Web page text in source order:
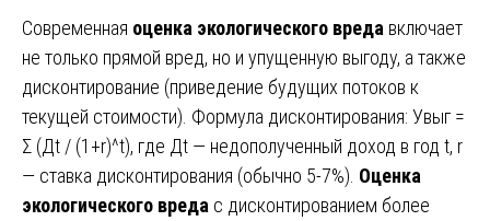
Современная оценка экологического вреда включает
не только прямой вред, но и упущенную выгоду, а также
дисконтирование (приведение будущих потоков к
текущей стоимости). Формула дисконтирования: Увыг =
Σ (Дt / (1+r)^t), где Дt — недополученный доход в год t, r
— ставка дисконтирования (обычно 5-7%). Оценка
экологического вреда с дисконтированием более